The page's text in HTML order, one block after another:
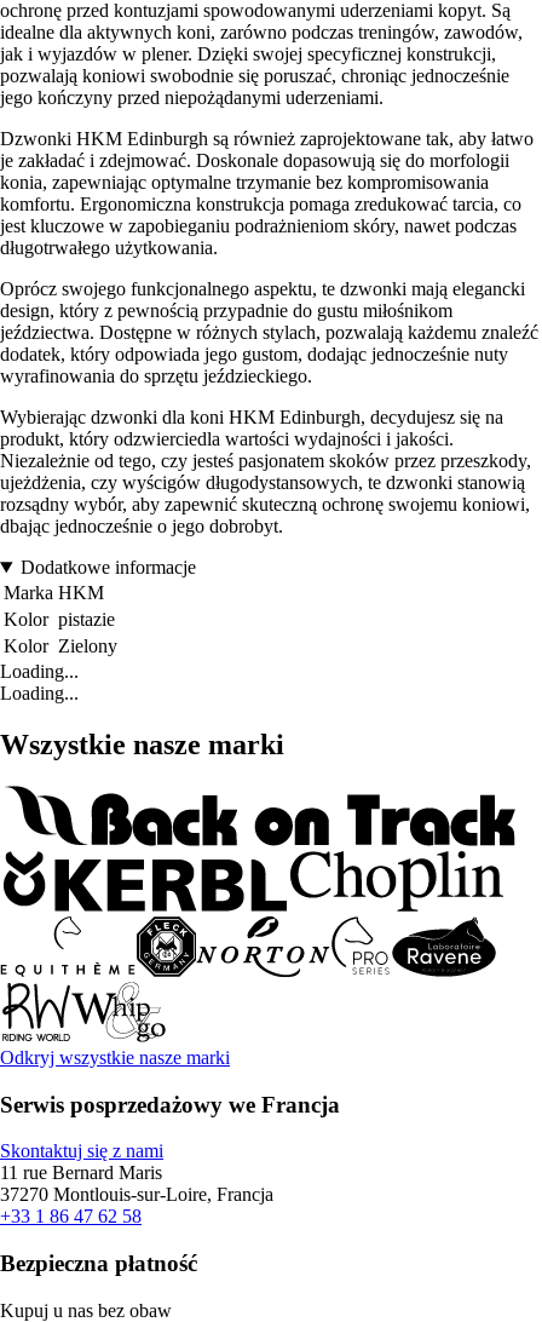
ochronę przed kontuzjami spowodowanymi uderzeniami kopyt. Są
idealne dla aktywnych koni, zarówno podczas treningów, zawodów,
jak i wyjazdów w plener. Dzięki swojej specyficznej konstrukcji,
pozwalają koniowi swobodnie się poruszać, chroniąc jednocześnie
jego kończyny przed niepożądanymi uderzeniami.
Dzwonki HKM Edinburgh są również zaprojektowane tak, aby łatwo
je zakładać i zdejmować. Doskonale dopasowują się do morfologii
konia, zapewniając optymalne trzymanie bez kompromisowania
komfortu. Ergonomiczna konstrukcja pomaga zredukować tarcia, co
jest kluczowe w zapobieganiu podrażnieniom skóry, nawet podczas
długotrwałego użytkowania.
Oprócz swojego funkcjonalnego aspektu, te dzwonki mają elegancki
design, który z pewnością przypadnie do gustu miłośnikom
jeździectwa. Dostępne w różnych stylach, pozwalają każdemu znaleźć
dodatek, który odpowiada jego gustom, dodając jednocześnie nuty
wyrafinowania do sprzętu jeździeckiego.
Wybierając dzwonki dla koni HKM Edinburgh, decydujesz się na
produkt, który odzwierciedla wartości wydajności i jakości.
Niezależnie od tego, czy jesteś pasjonatem skoków przez przeszkody,
ujeżdżenia, czy wyścigów długodystansowych, te dzwonki stanowią
rozsądny wybór, aby zapewnić skuteczną ochronę swojemu koniowi,
dbając jednocześnie o jego dobrobyt.
Dodatkowe informacje
Marka HKM
Kolor pistazie
Kolor Zielony
Loading...
Loading...
Wszystkie nasze marki
Odkryj wszystkie nasze marki
Serwis posprzedażowy we Francja
Skontaktuj się z nami
11 rue Bernard Maris
37270 Montlouis-sur-Loire, Francja
+33 1 86 47 62 58
Bezpieczna płatność
Kupuj u nas bez obaw